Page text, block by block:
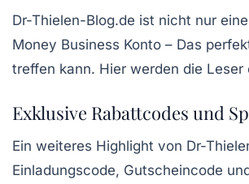
Dr-Thielen-Blog.de ist nicht nur
Money Business Konto – Das
treffen kann. Hier werden die
Exklusive Rabattcodes und
Ein weiteres Highlight von Dr-
Einladungscode, Gutscheincode